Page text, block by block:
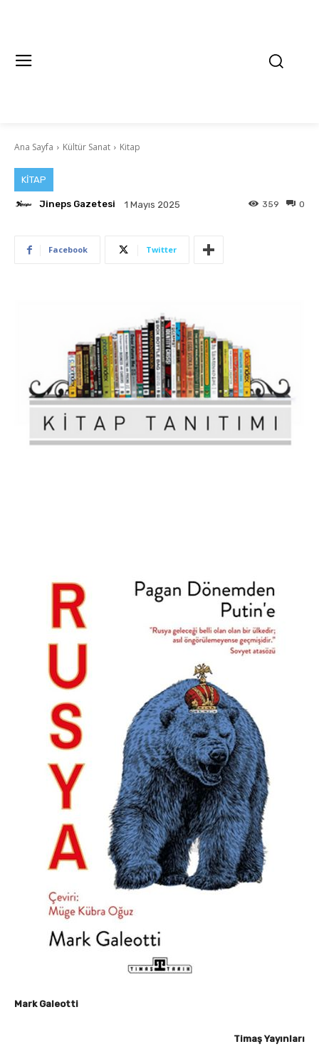
Ana Sayfa Kültür Sanat Kitap
KITAP
Jineps Gazetesi 1 Mayıs 2025 0
359
Facebook Twitter
Mark Galeotti
Timaş Yayınları